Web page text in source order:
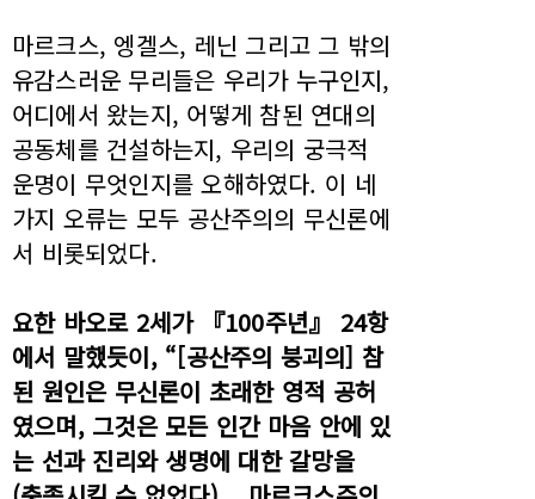
마르크스, 엥겔스, 레닌 그리고 그 밖의
유감스러운 무리들은 우리가 누구인지,
어디에서 왔는지, 어떻게 참된 연대의
공동체를 건설하는지, 우리의 궁극적
운명이 무엇인지를 오해하였다. 이 네
가지 오류는 모두 공산주의의 무신론에
서 비롯되었다.
요한 바오로 2세가 『100주년』 24항
에서 말했듯이, “[공산주의 붕괴의] 참
된 원인은 무신론이 초래한 영적 공허
였으며, 그것은 모든 인간 마음 안에 있
는 선과 진리와 생명에 대한 갈망을